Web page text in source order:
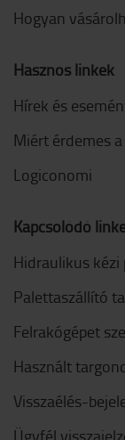
Hogyan
Hasznos linkek
Hírek és
Miért érdemes
Logiconomi
Kapcsolódó
Hidraulikus
Palettaszállító
Felrakógépet
Használt
Visszaélés-
Ügyfél